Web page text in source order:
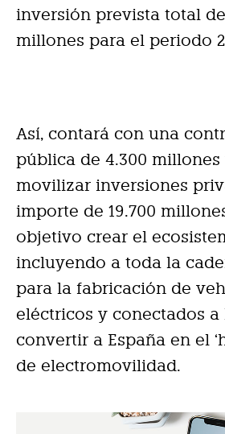
inversión prevista total de
millones para el periodo
Así, contará con una
pública de 4.300 millones
movilizar inversiones
importe de 19.700
objetivo crear el
incluyendo a toda la
para la fabricación de
eléctricos y conectados a
convertir a España en el
de electromovilidad.